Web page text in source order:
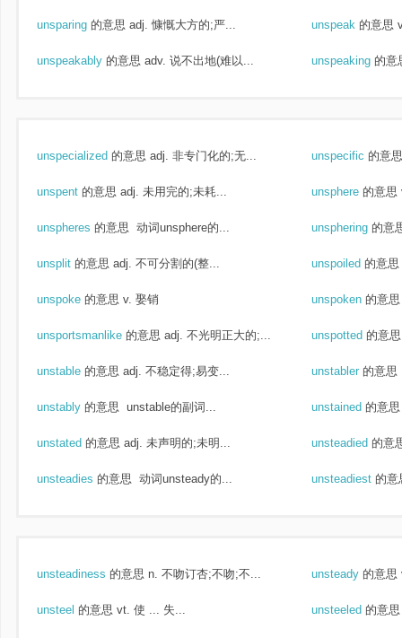
unsparing 的意思 adj. 慷慨大方的;严... unspeak 的意思
unspeakably 的意思 adv. 说不出地(难以... unspeaking 的意
unspecialized 的意思 adj. 非专门化的;无... unspecific 的意思
unspent 的意思 adj. 未用完的;未耗... unsphere 的意思
unspheres 的意思 动词unsphere的... unsphering 的意
unsplit 的意思 adj. 不可分割的(整... unspoiled 的意思
unspoke 的意思 v. 娶销 unspoken 的意思
unsportsmanlike 的意思 adj. 不光明正大的;... unspotted 的意思
unstable 的意思 adj. 不稳定得;易变... unstabler 的意思
unstably 的意思 unstable的副词... unstained 的意思
unstated 的意思 adj. 未声明的;未明... unsteadied 的意
unsteadies 的意思 动词unsteady的... unsteadiest 的意
unsteadiness 的意思 n. 不吻订杏;不吻;不... unsteady 的意思
unsteel 的意思 vt. 使 ... 失... unsteeled 的意思